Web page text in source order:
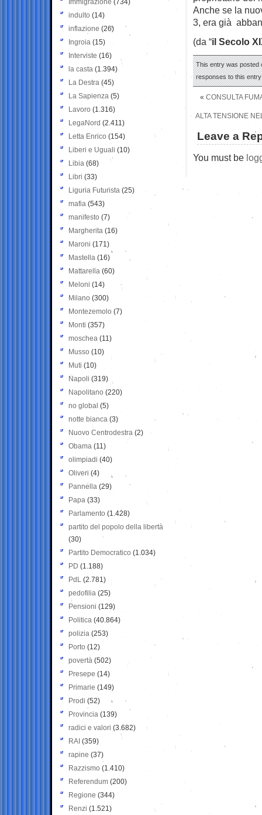
Anche se la
3, era già
(da “il Secolo
This entry was posted
responses to this
« CONSULTA
ALTA TENSIONE
Leave a
You must be
Immigrazione (734)
indulto (14)
inflazione (26)
Ingroia (15)
Interviste (16)
la casta (1.394)
La Destra (45)
La Sapienza (5)
Lavoro (1.316)
LegaNord (2.411)
Letta Enrico (154)
Liberi e Uguali (10)
Libia (68)
Libri (33)
Liguria Futurista (25)
mafia (543)
manifesto (7)
Margherita (16)
Maroni (171)
Mastella (16)
Mattarella (60)
Meloni (14)
Milano (300)
Montezemolo (7)
Monti (357)
moschea (11)
Musso (10)
Muti (10)
Napoli (319)
Napolitano (220)
no global (5)
notte bianca (3)
Nuovo Centrodestra (2)
Obama (11)
olimpiadi (40)
Oliveri (4)
Pannella (29)
Papa (33)
Parlamento (1.428)
partito del popolo della libertà
(30)
Partito Democratico (1.034)
PD (1.188)
PdL (2.781)
pedofilia (25)
Pensioni (129)
Politica (40.864)
polizia (253)
Porto (12)
povertà (502)
Presepe (14)
Primarie (149)
Prodi (52)
Provincia (139)
radici e valori (3.682)
RAI (359)
rapine (37)
Razzismo (1.410)
Referendum (200)
Regione (344)
Renzi (1.521)